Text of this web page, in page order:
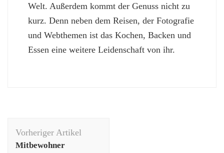
Welt. Außerdem kommt der Genuss nicht zu
kurz. Denn neben dem Reisen, der Fotografie
und Webthemen ist das Kochen, Backen und
Essen eine weitere Leidenschaft von ihr.
Vorheriger Artikel
Mitbewohner